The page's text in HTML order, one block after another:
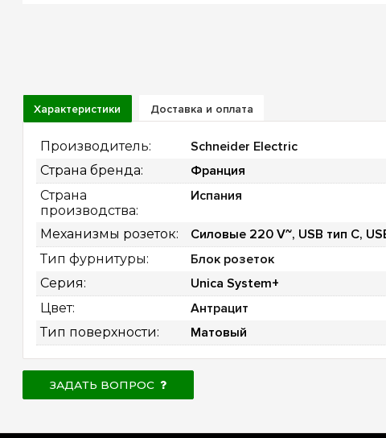
Характеристики Доставка и оплата
Производитель: Schneider Electric
Страна бренда: Франция
Страна
производства:
Испания
Механизмы розеток: Силовые 220 V~, USB тип C,
Тип фурнитуры: Блок розеток
Серия: Unica System+
Цвет: Антрацит
Тип поверхности: Матовый
ЗАДАТЬ ВОПРОС